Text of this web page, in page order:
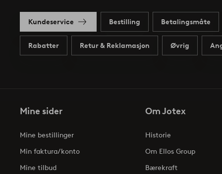
Kundeservice Bestilling Betalingsmåte
Rabatter Retur & Reklamasjon Øvrig
Mine sider
Mine bestillinger
Min faktura/konto
Mine tilbud
Om Jotex
Historie
Om Ellos Group
Bærekraft